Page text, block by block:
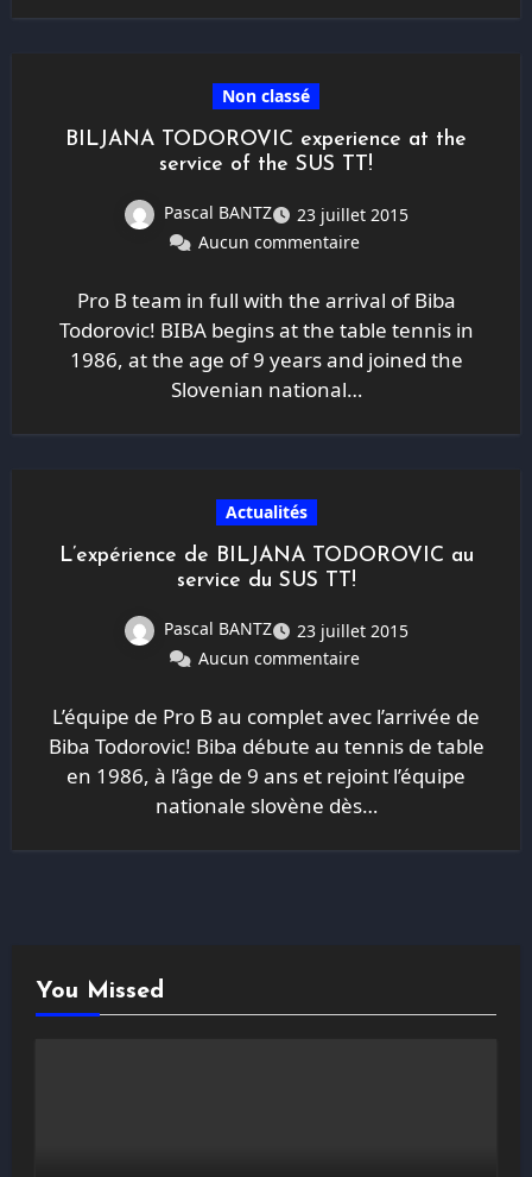
Non classé
BILJANA TODOROVIC experience at the
service of the SUS TT!
Pascal BANTZ
23 juillet 2015
Aucun commentaire
Pro B team in full with the arrival of Biba
Todorovic! BIBA begins at the table tennis in
1986, at the age of 9 years and joined the
Slovenian national…
Actualités
L’expérience de BILJANA TODOROVIC au
service du SUS TT!
Pascal BANTZ
23 juillet 2015
Aucun commentaire
L’équipe de Pro B au complet avec l’arrivée de
Biba Todorovic! Biba débute au tennis de table
en 1986, à l’âge de 9 ans et rejoint l’équipe
nationale slovène dès…
You Missed